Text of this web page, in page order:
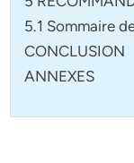
5.1 Sommaire
CONCLUSION
ANNEXES